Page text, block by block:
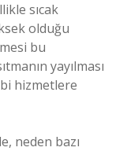
sıcak
olduğu
bu
yayılması
hizmetlere
neden bazı